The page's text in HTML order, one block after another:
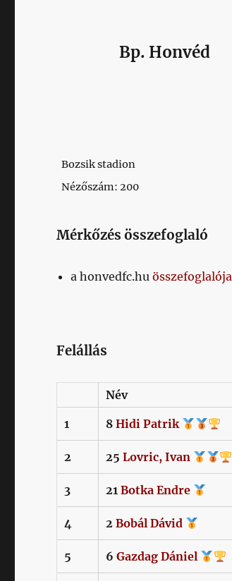
Bp. Honvéd
Bozsik stadion
Nézőszám: 200
Mérkőzés összefoglaló
a honvedfc.huösszefoglalója
Felállás
Név
1 8Hidi Patrik
2 25Lovric, Ivan
3 21Botka Endre
4 2Bobál Dávid
5 6Gazdag Dániel